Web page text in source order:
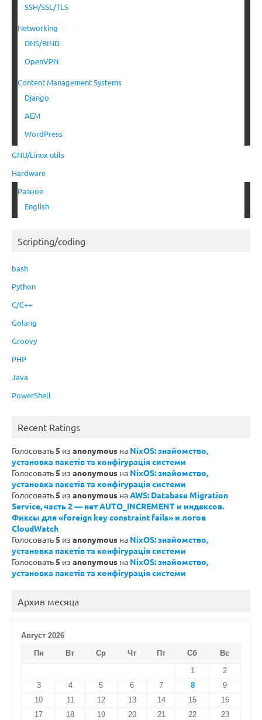
SSH/SSL/TLS
Networking
DNS/BIND
OpenVPN
Content Management Systems
Django
AEM
WordPress
GNU/Linux utils
Hardware
Разное
English
Scripting/coding
bash
Python
C/C++
Golang
Groovy
PHP
Java
PowerShell
Recent Ratings
Голосовать5 из anonymous на NixOS: знайомство,
установка пакетів та конфігурація системи
Голосовать5 из anonymous на NixOS: знайомство,
установка пакетів та конфігурація системи
Голосовать5 из anonymous наAWS: Database Migration
Service, часть 2 — нет AUTO_INCREMENT и индексов.
Фиксы для «foreign key constraint fails» и логов
CloudWatch
Голосовать5 из anonymous на NixOS: знайомство,
установка пакетів та конфігурація системи
Голосовать5 из anonymous на NixOS: знайомство,
установка пакетів та конфігурація системи
Архив месяца
Август 2026
Пн
Вт Ср Чт Пт Сб
Вс
1
2
3
4 5 6 7 8
9
10
11 12 13 14 15
16
17
18 19 20 21 22 23